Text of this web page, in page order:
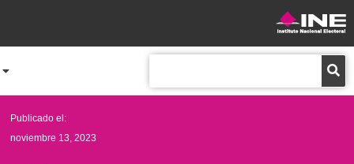
Publicado el:
noviembre 13, 2023